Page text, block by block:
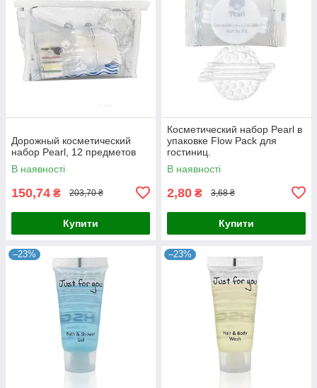
Дорожный косметический
набор Pearl, 12 предметов
В наявності
150,74 ₴ 203,70 ₴
Купити
Косметический набор Pearl в
упаковке Flow Pack для
гостиниц.
В наявності
2,80 ₴ 3,68 ₴
Купити
–23% –23%